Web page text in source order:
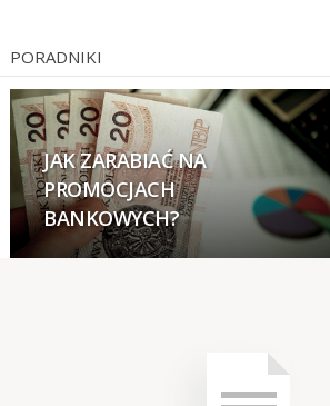
PORADNIKI
JAK ZARABIAĆ NA
PROMOCJACH
BANKOWYCH?